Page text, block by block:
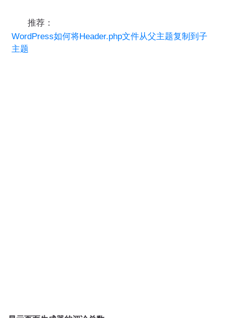
推荐：
WordPress如何将Header.php文件从父主题复制到子
主题